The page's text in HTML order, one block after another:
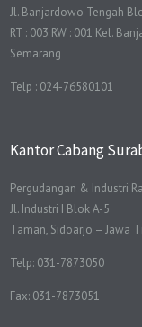
Jl. Banjardowo Tengah
RT : 003 RW : 001 Kel.
Semarang
Telp : 024-76580101
Kantor Cabang
Pergudangan & Industri
Jl. Industri I Blok A-5
Taman, Sidoarjo – Jawa
Telp: 031-7873050
Fax: 031-7873051